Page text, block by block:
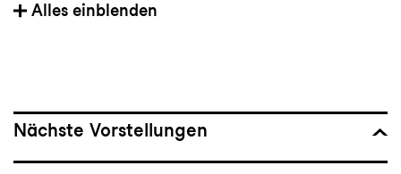
Mitglied der Tanzkompanie seit: 2015
Alles einblenden
Nächste Vorstellungen